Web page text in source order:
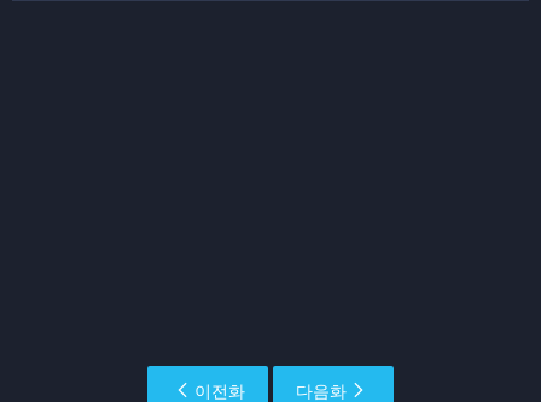
이전화 다음화